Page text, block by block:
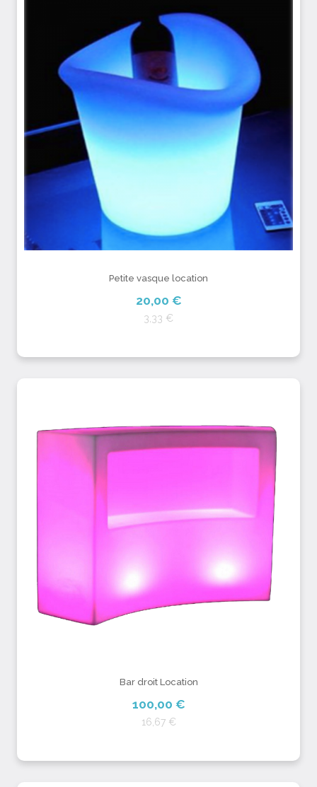
Petite vasque location
20,00 €
3,33 €
Bar droit Location
100,00 €
16,67 €